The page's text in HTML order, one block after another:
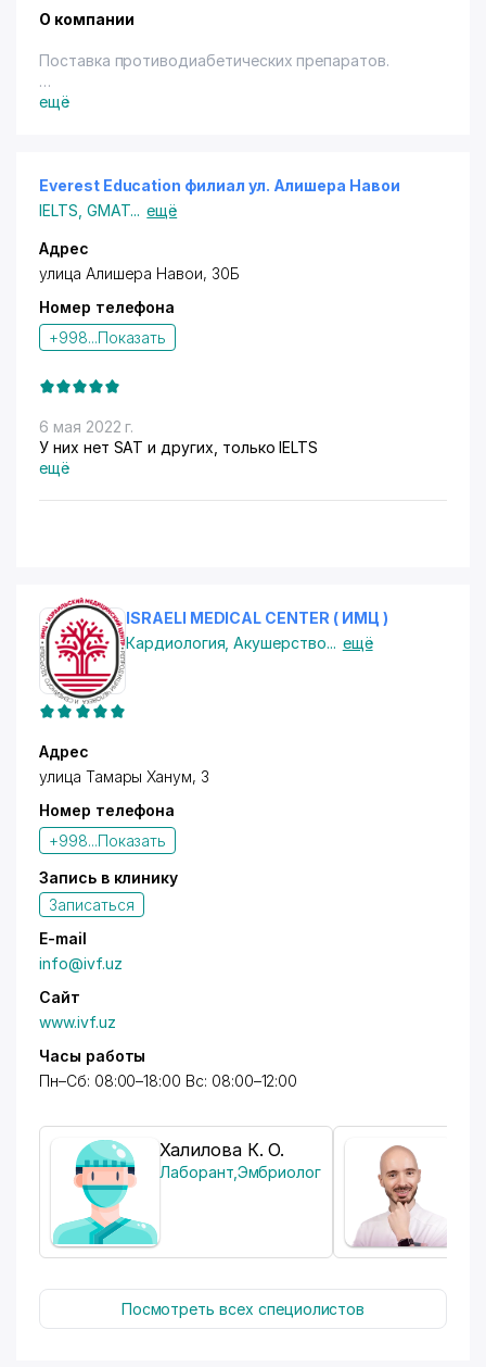
О компании
Поставка противодиабетических препаратов.
анализаторы)
Медицинские изделия (Шприцы, иглы,
ранозаживляющие, гемостатические средства)
Периферия (Термосумки, хладоэлементы)
Косметика для диабетиков (Ранозаживляющие,
восстанавливающие кремы)
Оптовые фирмы
Фармацевтическая компания
Консалтинг
ещё
Everest Education филиал ул. Алишера Навои
IELTS GMAT... ещё
Адрес
улица Алишера Навои, 30Б
Номер телефона
+998...Показать
6 мая 2022 г.
У них нет SAT и других, только IELTS
ещё
ISRAELI MEDICAL CENTER ( ИМЦ )
Кардиология ,Акушерство... ещё
Адрес
улица Тамары Ханум, 3
Номер телефона
+998...Показать
Запись в клинику
Записаться
E-mail
info@ivf.uz
Сайт
www.ivf.uz
Часы работы
Пн–Сб: 08:00–18:00 Вс: 08:00–12:00
Халилова К. О.
Лаборант, Эмбриолог
Посмотреть всех специолистов